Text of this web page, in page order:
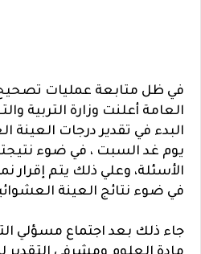
في ظل متابعة عمليات تصحيح
العامة أعلنت وزارة التربية
البدء في تقدير درجات العينة
يوم غد السبت ، في ضوء
الأسئلة، وعلي ذلك يتم إقرار
في ضوء نتائج العينة
جاء ذلك بعد اجتماع مسؤلي